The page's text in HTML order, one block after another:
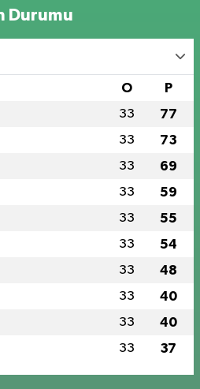
Durumu
O P
33 77
33 73
33 69
33 59
33 55
33 54
33 48
33 40
33 40
33 37